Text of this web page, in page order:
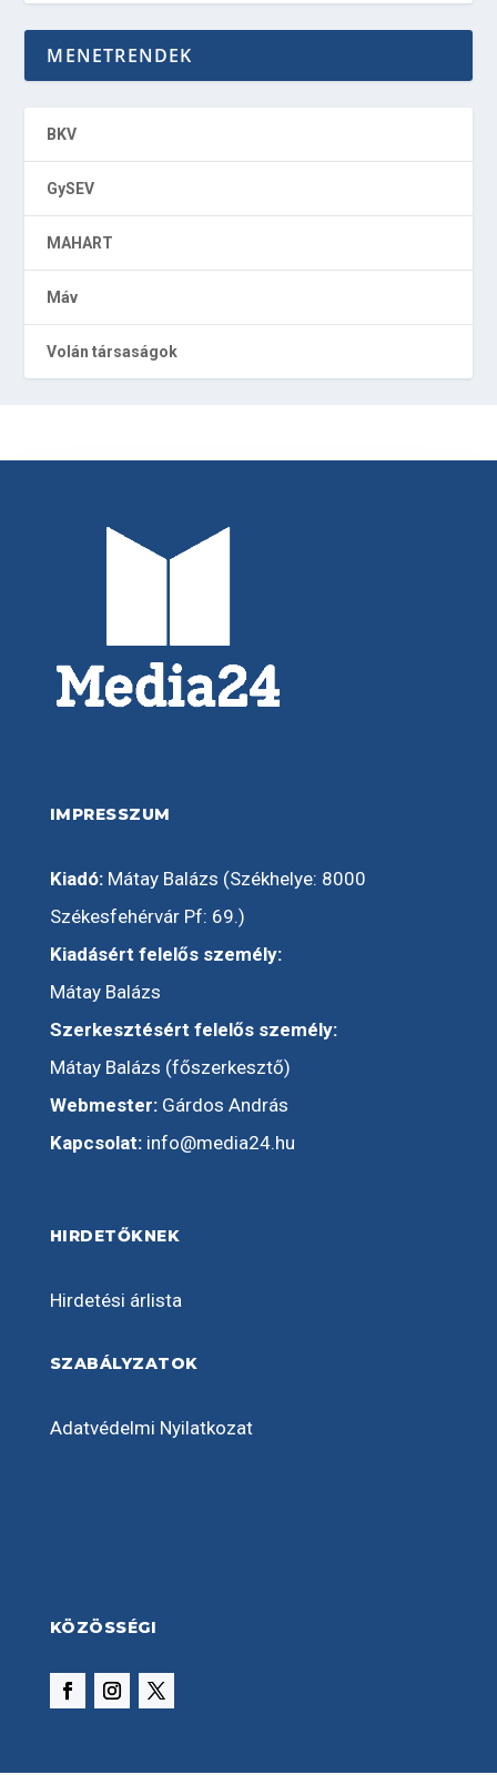
MENETRENDEK
BKV
GySEV
MAHART
Máv
Volán társaságok
IMPRESSZUM
Kiadó:Mátay Balázs (Székhelye: 8000
Székesfehérvár Pf: 69.)
Kiadásért felelős személy:
Mátay Balázs
Szerkesztésért felelős személy:
Mátay Balázs (főszerkesztő)
Webmester:Gárdos András
Kapcsolat: info@media24.hu
HIRDETŐKNEK
Hirdetési árlista
SZABÁLYZATOK
Adatvédelmi Nyilatkozat
KÖZÖSSÉGI